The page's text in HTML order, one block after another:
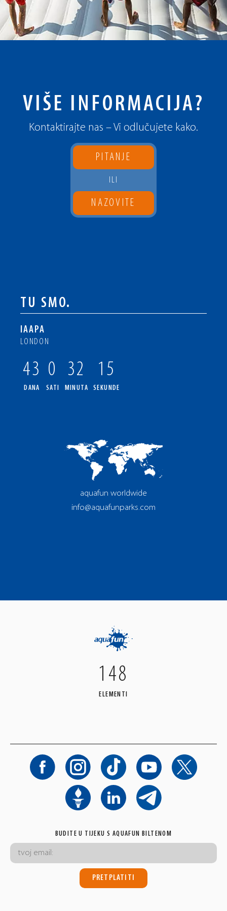
VIŠE INFORMACIJA?
Kontaktirajte nas – Vi odlučujete kako.
PITANJE
ILI
NAZOVITE
TU SMO.
IAAPA
LONDON
43
DANA
0
SATI
32
MINUTA
14
SEKUNDE
aquafun worldwide
info@aquafunparks.com
148
ELEMENTI
BUDITE U TIJEKU S AQUAFUN BILTENOM